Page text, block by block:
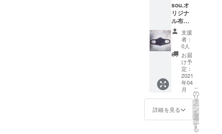
いつか自分
の絵を服に
プリントし
たいという
昔からの夢
を少しずつ
ではあるが
叶えてきて
いて、最近
はそこそこ
プと、
両面プ
リント
タイプ
があり
ます。
支援者
様限
定、
20%off
でお届
けしま
す。 材
質：布
sou.オ
リジナ
ル布製
マス
ク フ
リーサ
イズ 手
洗いで
何度で
も使用
できる
布製の
マスク
になり
ます。
支援
者：
0人
お届
け予
定：
2021
年04
月
詳細を見る
こ
の
リ
タ
ー
ン
を
選
択
す
る